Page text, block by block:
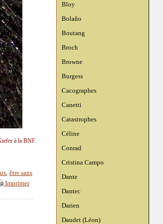
Bloy
Bolaño
Boutang
Broch
Browne
Burgess
Cacographes
Canetti
Catastrophes
Céline
Conrad
Cristina Campo
Dante
Dantec
Darien
Daudet (Léon)
à la BNF.
, être sans
Imprimer